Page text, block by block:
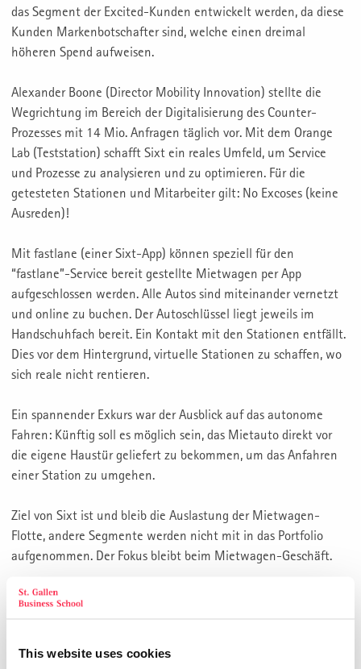
This website uses cookies
das Segment der Excited-Kunden entwickelt werden, da diese
Kunden Markenbotschafter sind, welche einen dreimal
höheren Spend aufweisen.
Alexander Boone (Director Mobility Innovation) stellte die
Wegrichtung im Bereich der Digitalisierung des Counter-
Prozesses mit 14 Mio. Anfragen täglich vor. Mit dem Orange
Lab (Teststation) schafft Sixt ein reales Umfeld, um Service
und Prozesse zu analysieren und zu optimieren. Für die
getesteten Stationen und Mitarbeiter gilt: No Excoses (keine
Ausreden)!
Mit fastlane (einer Sixt-App) können speziell für den
“fastlane”-Service bereit gestellte Mietwagen per App
aufgeschlossen werden. Alle Autos sind miteinander vernetzt
und online zu buchen. Der Autoschlüssel liegt jeweils im
Handschuhfach bereit. Ein Kontakt mit den Stationen entfällt.
Dies vor dem Hintergrund, virtuelle Stationen zu schaffen, wo
sich reale nicht rentieren.
Ein spannender Exkurs war der Ausblick auf das autonome
Fahren: Künftig soll es möglich sein, das Mietauto direkt vor
die eigene Haustür geliefert zu bekommen, um das Anfahren
einer Station zu umgehen.
Ziel von Sixt ist und bleib die Auslastung der Mietwagen-
Flotte, andere Segmente werden nicht mit in das Portfolio
aufgenommen. Der Fokus bleibt beim Mietwagen-Geschäft.
Beim abschliessenden Apéro, in Form von Cocktails, ergänzt
Weiterdenken und um sich über aktuelle Themen und Anlässe